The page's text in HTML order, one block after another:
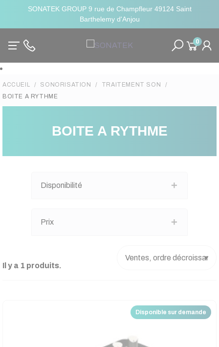
SONATEK GROUP 9 rue de Champfleur 49124 Saint
Barthelemy d'Anjou
0
ACCUEIL SONORISATION
TRAITEMENT SON
BOITE A RYTHME
BOITE A RYTHME
Disponibilité
Prix
Il y a 1 produits.
Disponible sur demande